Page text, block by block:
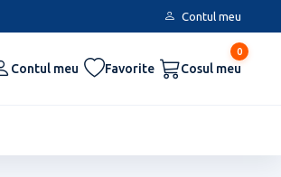
Contul meu
Contul meu Favorite
0
Cosul meu